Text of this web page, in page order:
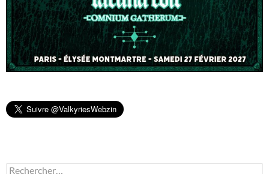
Rechercher :